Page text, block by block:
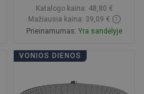
Katalogo kaina: 48,80 €
Mažiausia kaina: 39,09 €
Prieinamumas: Yra sandėlyje
Į krepšelį
VONIOS DIENOS